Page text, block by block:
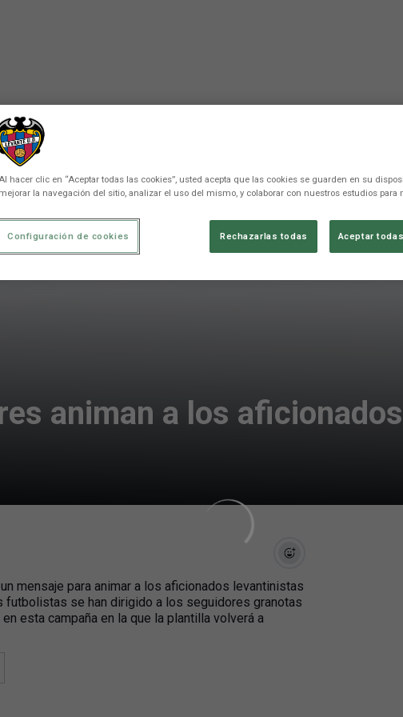
animan a los
mensaje para animar a los aficionados levantinistas
futbolistas se han dirigido a los seguidores granotas
esta campaña en la que la plantilla volverá a
hacer clic en “Aceptar todas las cookies”, usted acepta que las cookies se guarden en su
mejorar la navegación del sitio, analizar el uso del mismo, y colaborar con nuestros estudios para
Rechazarlas todas Aceptar
Configuración de cookies